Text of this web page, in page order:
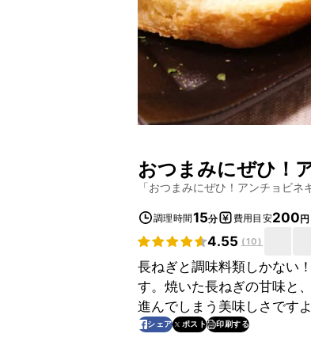
おつまみにぜひ！
「おつまみにぜひ！アンチョビネ
調理時間15分 費用目安200円
4.55 (10)
長ねぎと調味料類しかない
す。焼いた長ねぎの甘味と
進んでしまう美味しさです
シェア ポスト 印刷する